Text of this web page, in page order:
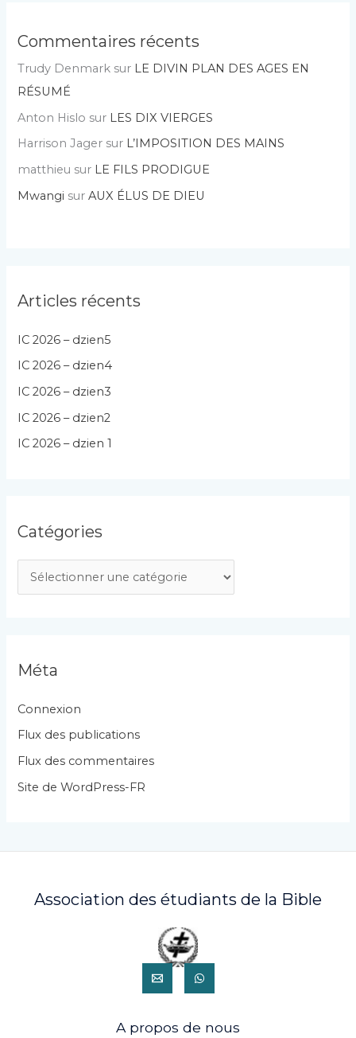
Commentaires récents
Trudy Denmark sur LE DIVIN PLAN DES AGES EN
RÉSUMÉ
Anton Hislo sur LES DIX VIERGES
Harrison Jager sur L’IMPOSITION DES MAINS
matthieu sur LE FILS PRODIGUE
Mwangi surAUX ÉLUS DE DIEU
Articles récents
IC 2026 – dzien5
IC 2026 – dzien4
IC 2026 – dzien3
IC 2026 – dzien2
IC 2026 – dzien 1
Catégories
a
g
r
i
e
Méta
Connexion
Flux des publications
Flux des commentaires
Site de WordPress-FR
Association des étudiants de la Bible
A propos de nous